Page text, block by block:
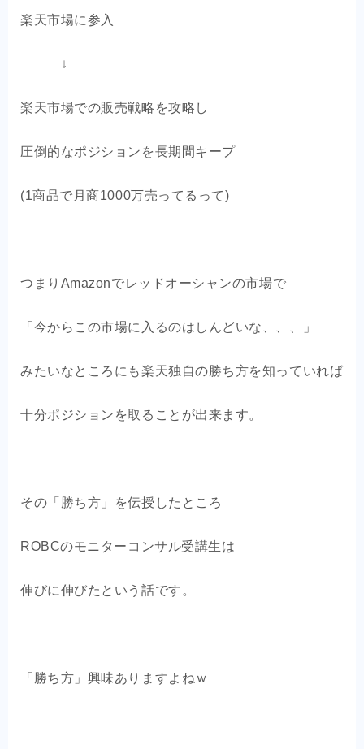
楽天市場に参入
↓
楽天市場での販売戦略を攻略し
圧倒的なポジションを長期間キープ
(1商品で月商1000万売ってるって)
つまりAmazonでレッドオーシャンの市場で
「今からこの市場に入るのはしんどいな、、、」
みたいなところにも楽天独自の勝ち方を知っていれば
十分ポジションを取ることが出来ます。
その「勝ち方」を伝授したところ
ROBCのモニターコンサル受講生は
伸びに伸びたという話です。
「勝ち方」興味ありますよねｗ